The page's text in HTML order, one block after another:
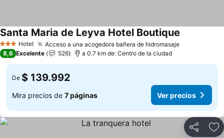
3 Estrellas
Hotel Acceso a una acogedora bañera de hidromasaje
Santa Maria de Leyva Hotel Boutique
8,6 Excelente 526 a 0.7 km de: Centro de la ciudad
De $ 139.992
Mira precios de 7 páginas Ver precios
Compartir